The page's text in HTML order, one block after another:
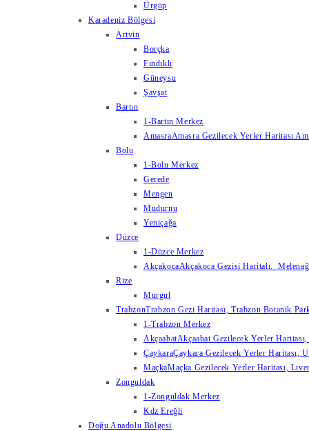
Ürgüp
Karadeniz Bölgesi
Artvin
Borçka
Fındıklı
Güneysu
Şavşat
Bartın
1-Bartın Merkez
AmasraAmasra Gezilecek Yerler Haritası
Bolu
1-Bolu Merkez
Gerede
Mengen
Mudurnu
Yeniçağa
Düzce
1-Düzce Merkez
AkçakocaAkçakoca Gezisi Haritalı.
Rize
Murgul
TrabzonTrabzon Gezi Haritası, Trabzon Botanik
1-Trabzon Merkez
AkçaabatAkçaabat Gezilecek Yerler
ÇaykaraÇaykara Gezilecek Yerler Haritası,
MaçkaMaçka Gezilecek Yerler Haritası,
Zonguldak
1-Zonguldak Merkez
Kdz Ereğli
Doğu Anadolu Bölgesi